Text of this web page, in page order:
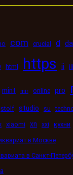
com crucial d
html https ii iii
mint mir online pro
stolf studio su
xiaomi xn xxi кухни
в Москве
в Санкт-